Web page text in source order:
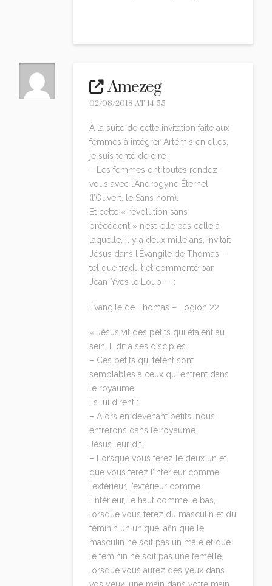
Amezeg
02/08/2018 AT 14:55
À la suite de cette invitation faite aux
femmes à intégrer Artémis en elles,
je suis tenté de dire :
– Les femmes ont toutes rendez-
vous avec l’Androgyne Éternel
(l’Ouvert, le Sans nom).
Et cette « révolution sans
précédent » n’est-elle pas celle à
laquelle, il y a deux mille ans, invitait
Jésus dans l’Évangile de Thomas –
tel que traduit et commenté par
Jean-Yves le Loup – :
Évangile de Thomas – Logion 22
« Jésus vit des petits qui étaient au
sein. Il dit à ses disciples :
– Ces petits qui tètent sont
semblables à ceux qui entrent dans
le royaume.
Ils lui dirent :
– Alors en devenant petits, nous
entrerons dans le royaume…
Jésus leur dit :
– Lorsque vous ferez le deux un et
que vous ferez l’intérieur comme
l’extérieur, l’extérieur comme
l’intérieur, le haut comme le bas,
lorsque vous ferez du masculin et du
féminin un unique, afin que le
masculin ne soit pas un mâle et que
le féminin ne soit pas une femelle,
lorsque vous aurez des yeux dans